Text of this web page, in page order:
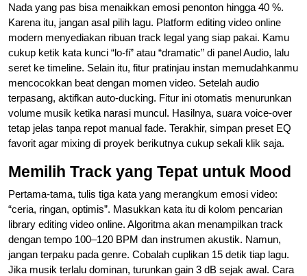
Nada yang pas bisa menaikkan emosi penonton hingga 40 %.
Karena itu, jangan asal pilih lagu. Platform editing video online
modern menyediakan ribuan track legal yang siap pakai. Kamu
cukup ketik kata kunci “lo-fi” atau “dramatic” di panel Audio, lalu
seret ke timeline. Selain itu, fitur pratinjau instan memudahkanmu
mencocokkan beat dengan momen video. Setelah audio
terpasang, aktifkan auto-ducking. Fitur ini otomatis menurunkan
volume musik ketika narasi muncul. Hasilnya, suara voice-over
tetap jelas tanpa repot manual fade. Terakhir, simpan preset EQ
favorit agar mixing di proyek berikutnya cukup sekali klik saja.
Memilih Track yang Tepat untuk Mood
Pertama-tama, tulis tiga kata yang merangkum emosi video:
“ceria, ringan, optimis”. Masukkan kata itu di kolom pencarian
library editing video online. Algoritma akan menampilkan track
dengan tempo 100–120 BPM dan instrumen akustik. Namun,
jangan terpaku pada genre. Cobalah cuplikan 15 detik tiap lagu.
Jika musik terlalu dominan, turunkan gain 3 dB sejak awal. Cara